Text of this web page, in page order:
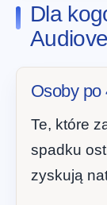
Dla
Osoby po
Te, które
spadku
zyskują